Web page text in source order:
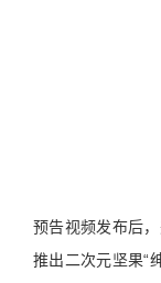
预告视频发布后
推出二次元坚果“